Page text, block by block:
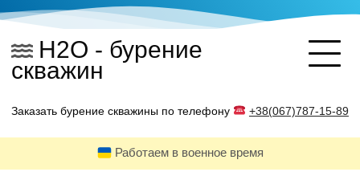
Skip
content H2O - бурение
скважин
Заказать бурение скважины по телефону +38(067)787-15-89
Работаем в военное время